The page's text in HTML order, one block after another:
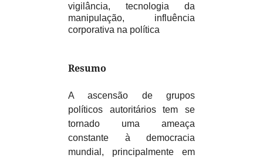
vigilância, tecnologia da
manipulação, influência
corporativa na política
Resumo
A ascensão de grupos
políticos autoritários tem se
tornado uma ameaça
constante à democracia
mundial, principalmente em